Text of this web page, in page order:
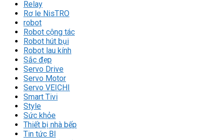
Relay
Rơ le NisTRO
robot
Robot cộng tác
Robot hút bụi
Robot lau kính
Sắc đẹp
Servo Drive
Servo Motor
Servo VEICHI
Smart Tivi
Style
Sức khỏe
Thiết bị nhà bếp
Tin tức Bl